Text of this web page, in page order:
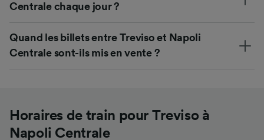
Centrale chaque jour ?
Quand les billets entre Treviso et Napoli
Centrale sont-ils mis en vente ?
Horaires de train pour Treviso à
Napoli Centrale